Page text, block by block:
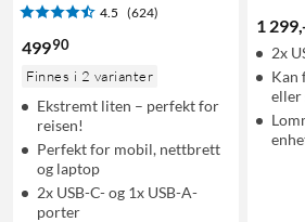
4.5 (624)
49990
Finnes i 2 varianter
Ekstremt liten – perfekt for
reisen!
Perfekt for mobil, nettbrett
og laptop
2x USB-C- og 1x USB-A-
porter
1 299
2x
Kan
eller